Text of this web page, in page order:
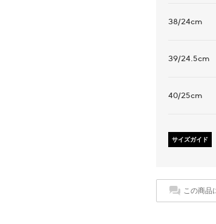
38/24cm
39/24.5cm
40/25cm
サイズガイド
この商品